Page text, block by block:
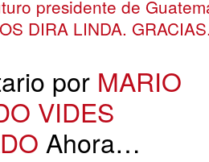
presidente de
DIRA LINDA.
por MARIO
VIDES
Ahora…